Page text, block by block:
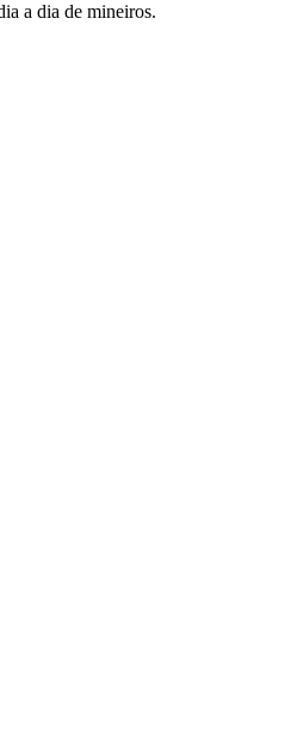
a dia de mineiros.